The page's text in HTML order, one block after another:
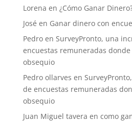
Lorena en ¿Cómo Ganar
José en Ganar dinero con
Pedroen SurveyPronto, una
encuestas remuneradas
obsequio
Pedro ollarves en
de encuestas remuneradas
obsequio
Juan Miguel tavera en como